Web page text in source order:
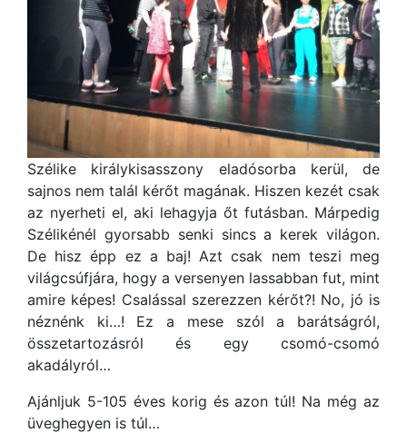
Szélike királykisasszony eladósorba kerül, de
sajnos nem talál kérőt magának. Hiszen kezét csak
az nyerheti el, aki lehagyja őt futásban. Márpedig
Szélikénél gyorsabb senki sincs a kerek világon.
De hisz épp ez a baj! Azt csak nem teszi meg
világcsúfjára, hogy a versenyen lassabban fut, mint
amire képes! Csalással szerezzen kérőt?! No, jó is
néznénk ki…! Ez a mese szól a barátságról,
összetartozásról és egy csomó-csomó
akadályról…
Ajánljuk 5-105 éves korig és azon túl! Na még az
üveghegyen is túl…